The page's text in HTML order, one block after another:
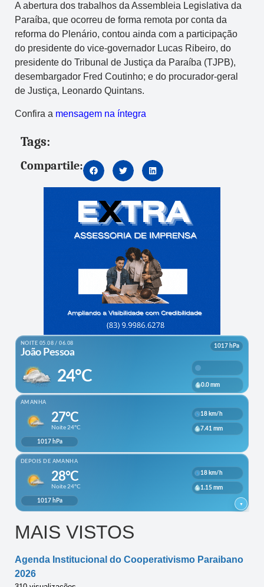
A abertura dos trabalhos da Assembleia Legislativa da
Paraíba, que ocorreu de forma remota por conta da
reforma do Plenário, contou ainda com a participação
do presidente do vice-governador Lucas Ribeiro, do
presidente do Tribunal de Justiça da Paraíba (TJPB),
desembargador Fred Coutinho; e do procurador-geral
de Justiça, Leonardo Quintans.
Confira a mensagem na íntegra
Tags:
Compartile:
MAIS VISTOS
Agenda Institucional do Cooperativismo Paraibano
2026